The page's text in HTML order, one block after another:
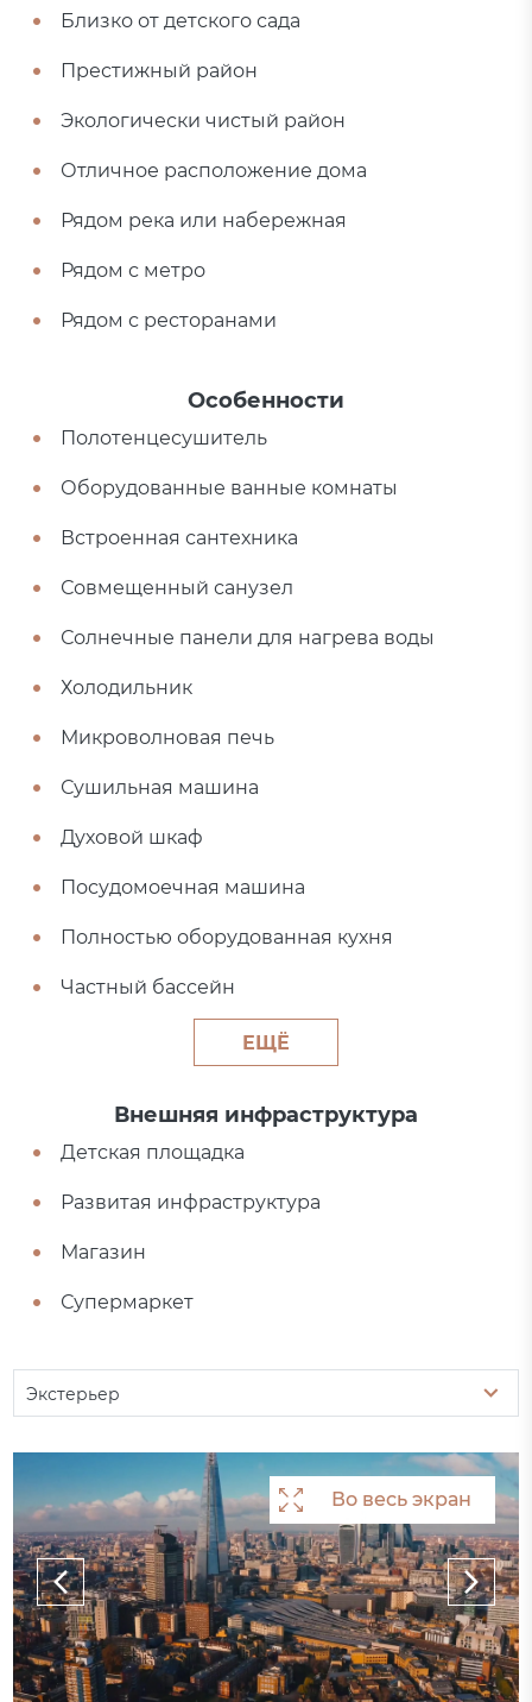
Близко от детского сада
Престижный район
Экологически чистый район
Отличное расположение дома
Рядом река или набережная
Рядом с метро
Рядом с ресторанами
Особенности
Полотенцесушитель
Оборудованные ванные комнаты
Встроенная сантехника
Совмещенный санузел
Солнечные панели для нагрева воды
Холодильник
Микроволновая печь
Сушильная машина
Духовой шкаф
Посудомоечная машина
Полностью оборудованная кухня
Частный бассейн
ЕЩЁ
Внешняя инфраструктура
Детская площадка
Развитая инфраструктура
Магазин
Супермаркет
Экстерьер
Во весь экран
Во весь экран
Во весь экран
Во весь экран